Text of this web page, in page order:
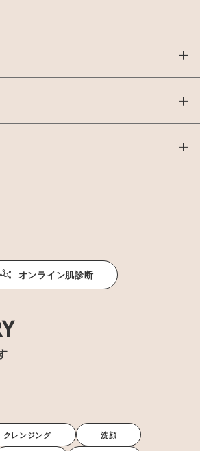
浴ください。
う場合：浴槽の湯（約200L）に本品3錠
ルンルントリップバスオイル（別売全
ぜてからご入浴ください。
カ、タルク
っとも使われている天然着色料です。
オンライン肌診断
クレンジング 洗顔